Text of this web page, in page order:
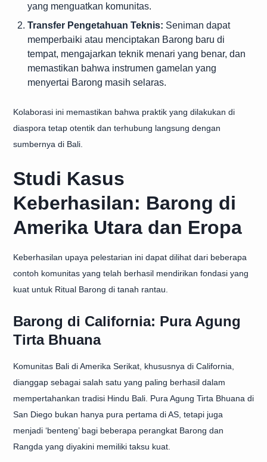
yang menguatkan komunitas.
Transfer Pengetahuan Teknis: Seniman dapat
memperbaiki atau menciptakan Barong baru di
tempat, mengajarkan teknik menari yang benar, dan
memastikan bahwa instrumen gamelan yang
menyertai Barong masih selaras.
Kolaborasi ini memastikan bahwa praktik yang dilakukan di
diaspora tetap otentik dan terhubung langsung dengan
sumbernya di Bali.
Studi Kasus
Keberhasilan: Barong di
Amerika Utara dan Eropa
Keberhasilan upaya pelestarian ini dapat dilihat dari beberapa
contoh komunitas yang telah berhasil mendirikan fondasi yang
kuat untuk Ritual Barong di tanah rantau.
Barong di California: Pura Agung
Tirta Bhuana
Komunitas Bali di Amerika Serikat, khususnya di California,
dianggap sebagai salah satu yang paling berhasil dalam
mempertahankan tradisi Hindu Bali. Pura Agung Tirta Bhuana di
San Diego bukan hanya pura pertama di AS, tetapi juga
menjadi ‘benteng’ bagi beberapa perangkat Barong dan
Rangda yang diyakini memiliki taksu kuat.